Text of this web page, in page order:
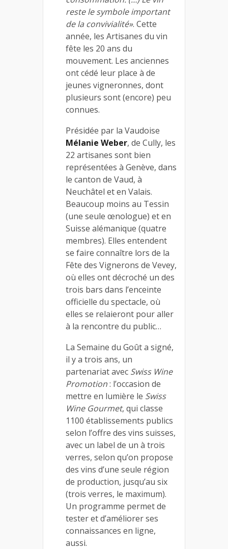
reste le symbole important
de la convivialité». Cette
année, les Artisanes du vin
fête les 20 ans du
mouvement. Les anciennes
ont cédé leur place à de
jeunes vigneronnes, dont
plusieurs sont (encore) peu
connues.
Présidée par la Vaudoise
Mélanie Weber, de Cully, les
22 artisanes sont bien
représentées à Genève, dans
le canton de Vaud, à
Neuchâtel et en Valais.
Beaucoup moins au Tessin
(une seule œnologue) et en
Suisse alémanique (quatre
membres). Elles entendent
se faire connaître lors de la
Fête des Vignerons de Vevey,
où elles ont décroché un des
trois bars dans l’enceinte
officielle du spectacle, où
elles se relaieront pour aller
à la rencontre du public…
La Semaine du Goût a signé,
il y a trois ans, un
partenariat avec Swiss Wine
Promotion: l’occasion de
mettre en lumière le Swiss
Wine Gourmet, qui classe
1100 établissements publics
selon l’offre des vins suisses,
avec un label de un à trois
verres, selon qu’on propose
des vins d’une seule région
de production, jusqu’au six
(trois verres, le maximum).
Un programme permet de
tester et d’améliorer ses
connaissances en ligne,
aussi.